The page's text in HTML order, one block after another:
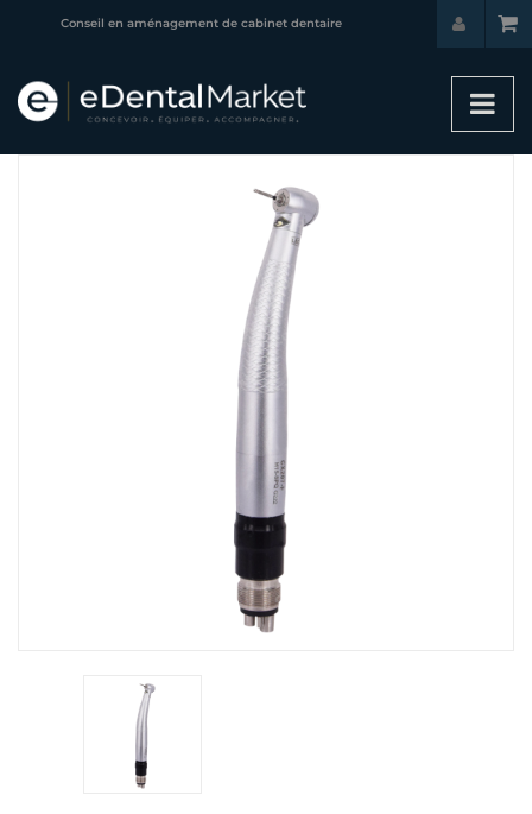
Conseil en aménagement de cabinet dentaire